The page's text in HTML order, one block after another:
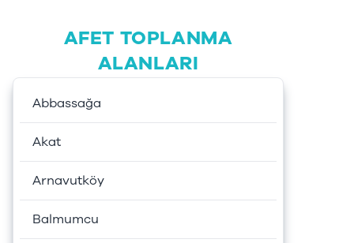
AFET TOPLANMA
ALANLARI
Abbassağa
Akat
Arnavutköy
Balmumcu